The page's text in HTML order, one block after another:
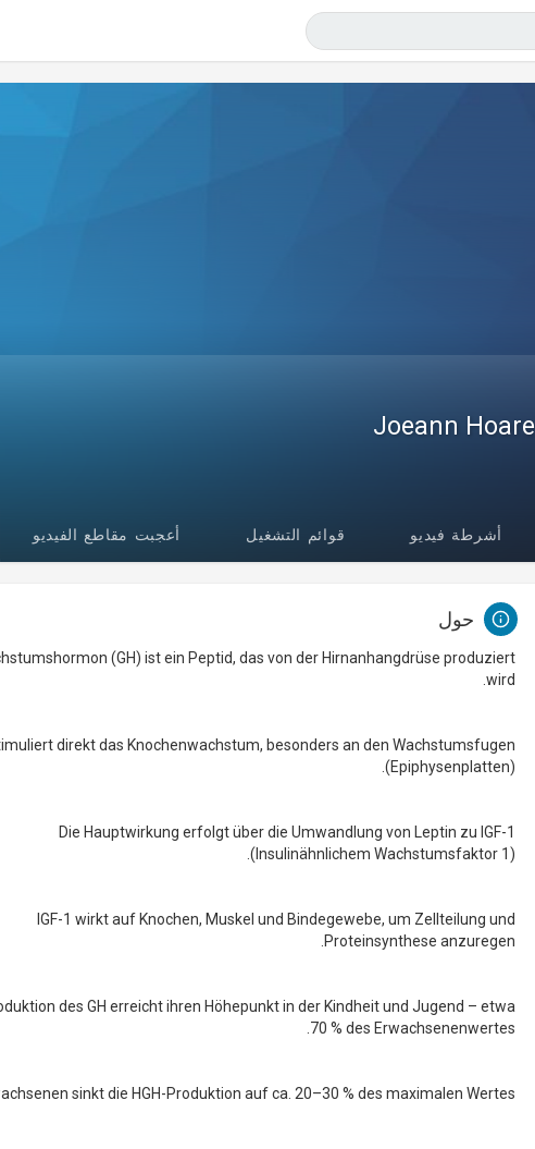
Joeann Hoare
أشرطة فيديو قوائم التشغيل أعجبت مقاطع الفيديو
حول
(GH) ist ein Peptid, das von der Hirnanhangdrüse produziert
wird.
direkt das Knochenwachstum, besonders an den Wachstumsfugen
(Epiphysenplatten).
Die Hauptwirkung erfolgt über die Umwandlung von Leptin zu IGF-1
(Insulinähnlichem Wachstumsfaktor 1).
IGF-1 wirkt auf Knochen, Muskel und Bindegewebe, um Zellteilung und
Proteinsynthese anzuregen.
des GH erreicht ihren Höhepunkt in der Kindheit und Jugend – etwa
70 % des Erwachsenenwertes.
sinkt die HGH-Produktion auf ca. 20–30 % des maximalen Wertes.